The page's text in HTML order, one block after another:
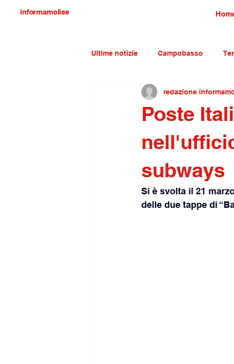
informamolise
Ultime notizie Campobasso
Economia e lavoro Molise
Poste
subways
redazione
Si è svolta il 21
delle due tappe di